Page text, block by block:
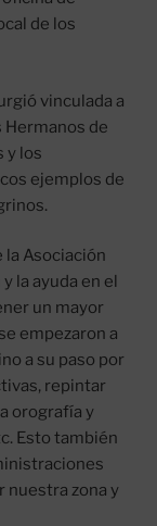
de los
vinculada a
Hermanos de
y los
ejemplos de
la Asociación
la ayuda en el
un mayor
empezaron a
a su paso por
repintar
orografía y
Esto también
nuestra zona y